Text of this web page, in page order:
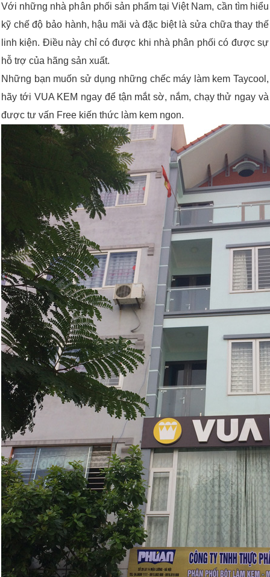
Với những nhà phân phối sản phẩm tại Việt Nam, cần tìm hiểu
kỹ chế độ bảo hành, hậu mãi và đặc biệt là sửa chữa thay thế
linh kiện. Điều này chỉ có được khi nhà phân phối có được sự
hỗ trợ của hãng sản xuất.
Những bạn muốn sử dụng những chếc máy làm kem Taycool,
hãy tới VUA KEM ngay để tận mắt sờ, nắm, chạy thử ngay và
được tư vấn Free kiến thức làm kem ngon.